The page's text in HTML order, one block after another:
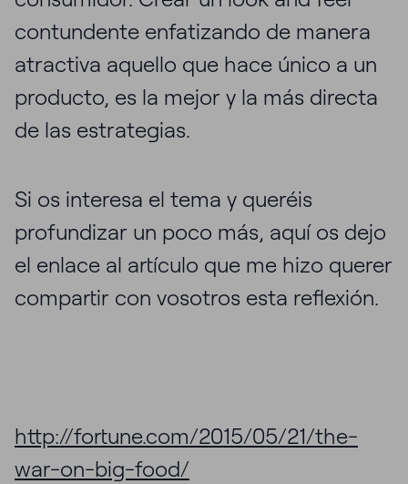
contundente enfatizando de manera
atractiva aquello que hace único a un
producto, es la mejor y la más directa
de las estrategias.
Si os interesa el tema y queréis
profundizar un poco más, aquí os dejo
el enlace al artículo que me hizo querer
compartir con vosotros esta reflexión.
http://fortune.com/2015/05/21/the-
war-on-big-food/